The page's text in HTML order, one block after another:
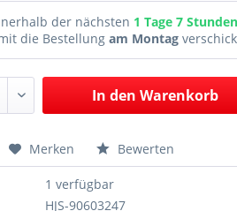
der nächsten 1 Tage 7
die Bestellungam Montag
In den Warenkorb
Merken Bewerten
1 verfügbar
HJS-90603247